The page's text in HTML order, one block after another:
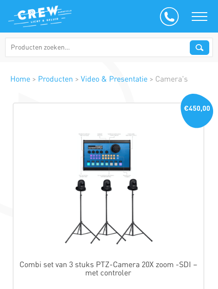
Home> Producten > Video & Presentatie> Camera's
Combi set van 3 stuks PTZ-Camera 20X zoom -SDI –
met controler
€450,00